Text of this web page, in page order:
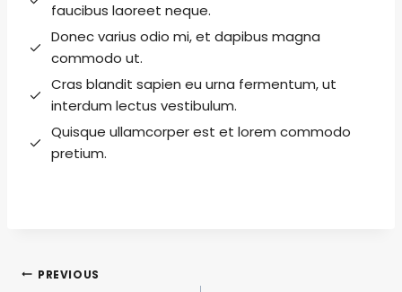
faucibus laoreet neque.
Donec varius odio mi, et dapibus magna
commodo ut.
Cras blandit sapien eu urna fermentum, ut
interdum lectus vestibulum.
Quisque ullamcorper est et lorem commodo
pretium.
Post
PREVIOUS